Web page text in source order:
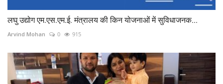
लघु उद्योग एम.एस.एम.ई. मंत्रालय की किन योजनाओं में सुविधाजनक...
Arvind Mohan 0 915